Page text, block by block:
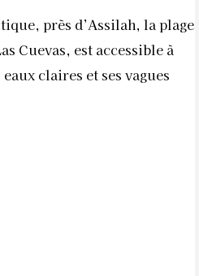
près d’Assilah, la plage
Cuevas, est accessible à
claires et ses vagues